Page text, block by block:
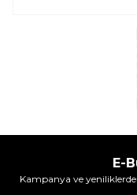
E-
Kampanya ve